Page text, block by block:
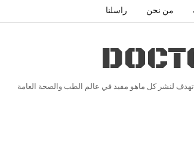
من نحن راسلنا
تهدف لنشر كل ماهو مفيد في عالم الطب والصحة العامة